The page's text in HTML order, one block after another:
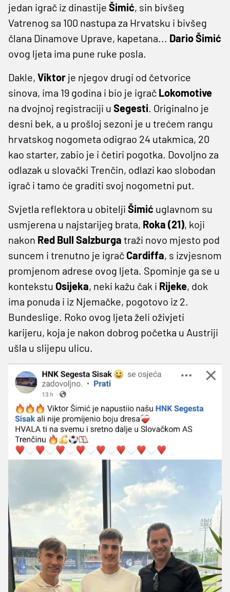
jedan igrač iz dinastije Šimić, sin bivšeg
Vatrenog sa 100 nastupa za Hrvatsku i bivšeg
člana Dinamove Uprave, kapetana... Dario Šimić
ovog ljeta ima pune ruke posla.
Dakle, Viktor je njegov drugi od četvorice
sinova, ima 19 godina i bio je igrač Lokomotive
na dvojnoj registraciji u Segesti. Originalno je
desni bek, a u prošloj sezoni je u trećem rangu
hrvatskog nogometa odigrao 24 utakmica, 20
kao starter, zabio je i četiri pogotka. Dovoljno za
odlazak u slovački Trenčin, odlazi kao slobodan
igrač i tamo će graditi svoj nogometni put.
Svjetla reflektora u obitelji Šimić uglavnom su
usmjerena u najstarijeg brata, Roka (21), koji
nakon Red Bull Salzburga traži novo mjesto pod
suncem i trenutno je igrač Cardiffa, s izvjesnom
promjenom adrese ovog ljeta. Spominje ga se u
kontekstu Osijeka, neki kažu čak i Rijeke, dok
ima ponuda i iz Njemačke, pogotovo iz 2.
Bundeslige. Roko ovog ljeta želi oživjeti
karijeru, koja je nakon dobrog početka u Austriji
ušla u slijepu ulicu.